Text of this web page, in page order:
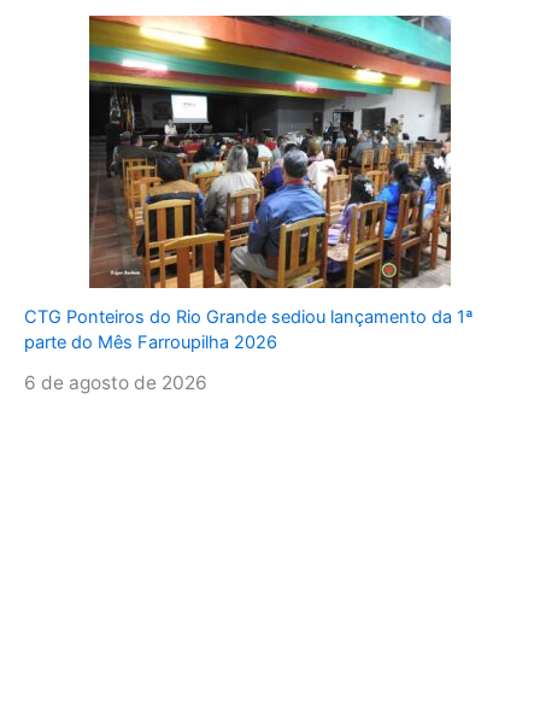
CTG Ponteiros do Rio Grande sediou lançamento da 1ª
parte do Mês Farroupilha 2026
6 de agosto de 2026